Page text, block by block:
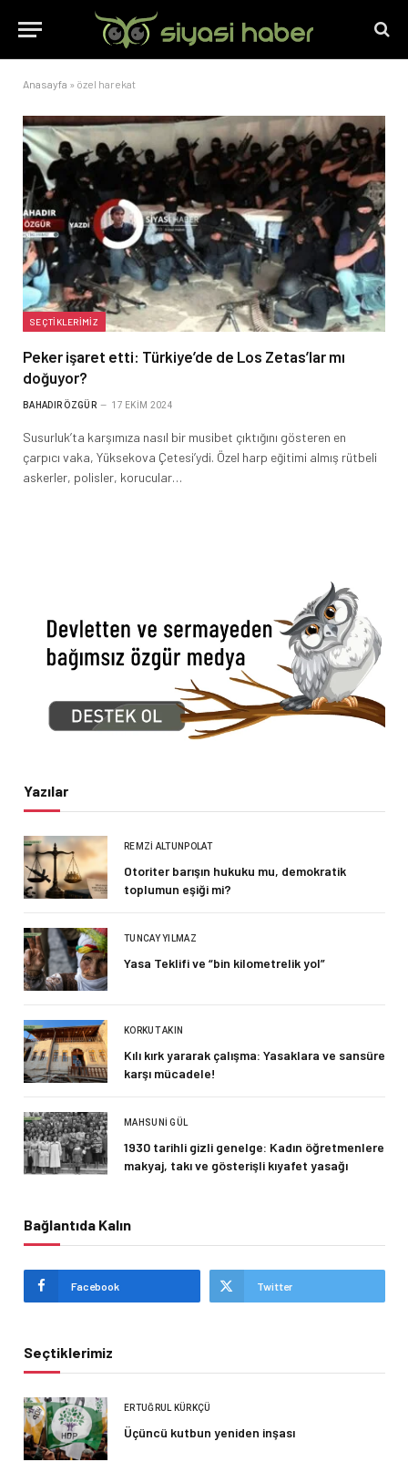
Anasayfa » özel harekat
SEÇTIKLERIMIZ
Peker işaret etti: Türkiye’de de Los Zetas’lar mı
doğuyor?
BAHADIR ÖZGÜR 17 EKIM 2024
Susurluk’ta karşımıza nasıl bir musibet çıktığını gösteren en
çarpıcı vaka, Yüksekova Çetesi’ydi. Özel harp eğitimi almış rütbeli
askerler, polisler, korucular…
Yazılar
REMZI ALTUNPOLAT
Otoriter barışın hukuku mu, demokratik
toplumun eşiği mi?
TUNCAY YILMAZ
Yasa Teklifi ve “bin kilometrelik yol”
KORKUT AKIN
Kılı kırk yararak çalışma: Yasaklara ve sansüre
karşı mücadele!
MAHSUNI GÜL
1930 tarihli gizli genelge: Kadın öğretmenlere
makyaj, takı ve gösterişli kıyafet yasağı
Bağlantıda Kalın
Facebook Twitter
Seçtiklerimiz
ERTUĞRUL KÜRKÇÜ
Üçüncü kutbun yeniden inşası